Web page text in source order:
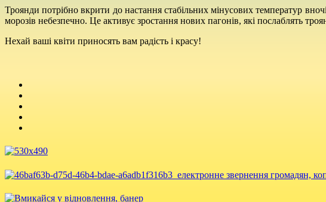
Троянди потрібно вкрити до настання стабільних мінусових температур
морозів небезпечно. Це активує зростання нових пагонів, які послаблять
Нехай ваші квіти приносять вам радість і красу!